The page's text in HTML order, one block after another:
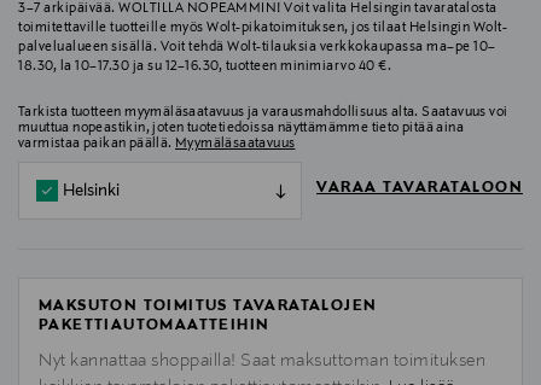
3–7 arkipäivää. WOLTILLA NOPEAMMIN! Voit valita Helsingin tavaratalosta
toimitettaville tuotteille myös Wolt-pikatoimituksen, jos tilaat Helsingin Wolt-
palvelualueen sisällä. Voit tehdä Wolt-tilauksia verkkokaupassa ma–pe 10–
18.30, la 10–17.30 ja su 12–16.30, tuotteen minimiarvo 40 €.
Tarkista tuotteen myymäläsaatavuus ja varausmahdollisuus alta. Saatavuus voi
muuttua nopeastikin, joten tuotetiedoissa näyttämämme tieto pitää aina
varmistaa paikan päällä. Myymäläsaatavuus
Helsinki VARAA TAVARATALOON
MAKSUTON TOIMITUS TAVARATALOJEN
PAKETTIAUTOMAATTEIHIN
Nyt kannattaa shoppailla! Saat maksuttoman toimituksen